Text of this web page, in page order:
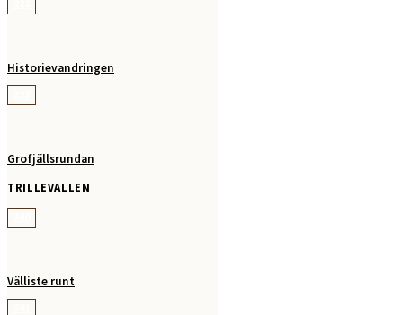
Historievandringen
Grofjällsrundan
TRILLEVALLEN
Välliste runt